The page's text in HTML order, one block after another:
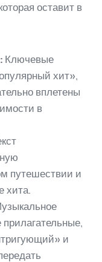
оставит в
Ключевые
хит»,
вплетены
в
путешествии и
хита.
и